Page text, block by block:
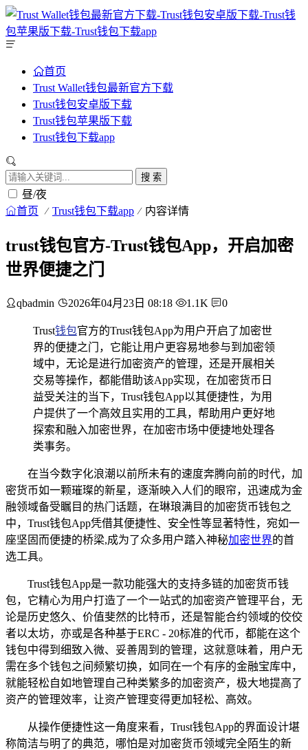
首页
Trust Wallet钱包最新官方下载
Trust钱包安卓版下载
Trust钱包苹果版下载
Trust钱包下载app
搜 索
昼/夜
首页 Trust钱包下载app 内容详情
trust钱包官方-Trust钱包App，开启加密
世界便捷之门
qbadmin 2026年04月23日 08:18 1.1K 0
Trust钱包官方的Trust钱包App为用户开启了加密世
界的便捷之门，它能让用户更容易地参与到加密领
域中，无论是进行加密资产的管理，还是开展相关
交易等操作，都能借助该App实现，在加密货币日
益受关注的当下，Trust钱包App以其便捷性，为用
户提供了一个高效且实用的工具，帮助用户更好地
探索和融入加密世界，在加密市场中便捷地处理各
类事务。
在当今数字化浪潮以前所未有的速度奔腾向前的时代，加
密货币如一颗璀璨的新星，逐渐映入人们的眼帘，迅速成为金
融领域备受瞩目的热门话题，在琳琅满目的加密货币钱包之
中，Trust钱包App凭借其便捷性、安全性等显著特性，宛如一
座坚固而便捷的桥梁,成为了众多用户踏入神秘加密世界的首
选工具。
Trust钱包App是一款功能强大的支持多链的加密货币钱
包，它精心为用户打造了一个一站式的加密资产管理平台，无
论是历史悠久、价值斐然的比特币，还是智能合约领域的佼佼
者以太坊，亦或是各种基于ERC - 20标准的代币，都能在这个
钱包中得到细致入微、妥善周到的管理，这就意味着，用户无
需在多个钱包之间频繁切换，如同在一个有序的金融宝库中，
就能轻松自如地管理自己种类繁多的加密资产，极大地提高了
资产的管理效率，让资产管理变得更加轻松、高效。
从操作便捷性这一角度来看，Trust钱包App的界面设计堪
称简洁与明了的典范，哪怕是对加密货币领域完全陌生的新